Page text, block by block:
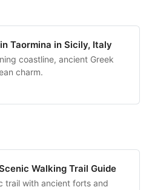
Taormina in Sicily, Italy
coastline, ancient Greek
charm.
Walking Trail Guide
trail with ancient forts and